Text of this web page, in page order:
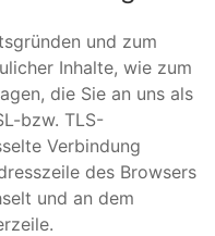
und zum
Inhalte, wie zum
die Sie an uns als
bzw. TLS-
Verbindung
des Browsers
und an dem